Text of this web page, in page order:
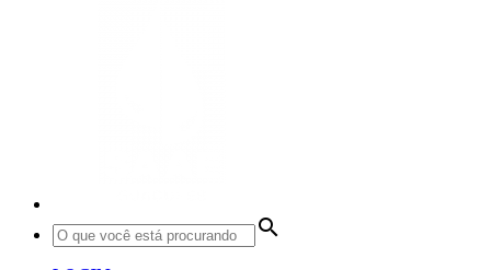
search